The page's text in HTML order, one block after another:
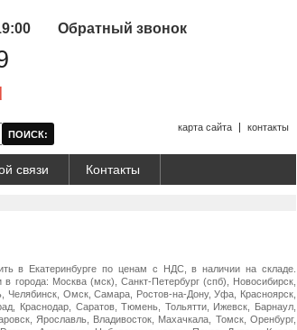
Обратный звонок
контакты
карта сайта
связи Контакты
в Екатеринбурге по ценам с НДС, в наличии на складе.
в города: Москва (мск), Санкт-Петербург (спб), Новосибирск,
Челябинск, Омск, Самара, Ростов-на-Дону, Уфа, Красноярск,
Краснодар, Саратов, Тюмень, Тольятти, Ижевск, Барнаул,
Ярославль, Владивосток, Махачкала, Томск, Оренбург,